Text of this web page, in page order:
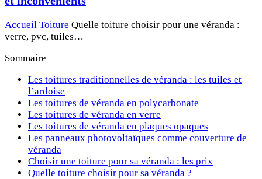
Accueil Toiture Quelle toiture choisir pour une véranda :
verre, pvc, tuiles…
Sommaire
Les toitures traditionnelles de véranda : les tuiles et
l’ardoise
Les toitures de véranda en polycarbonate
Les toitures de véranda en verre
Les toitures de véranda en plaques opaques
Les panneaux photovoltaïques comme couverture de
véranda
Choisir une toiture pour sa véranda : les prix
Quelle toiture choisir pour sa véranda ?